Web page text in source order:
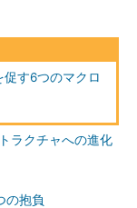
す6つのマクロ
ラクチャへの進化
の抱負